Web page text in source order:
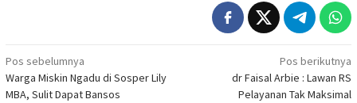
Navigasi
pos
Pos sebelumnya
Warga Miskin Ngadu di Sosper Lily
MBA, Sulit Dapat Bansos
Pos berikutnya
dr Faisal Arbie : Lawan RS
Pelayanan Tak Maksimal